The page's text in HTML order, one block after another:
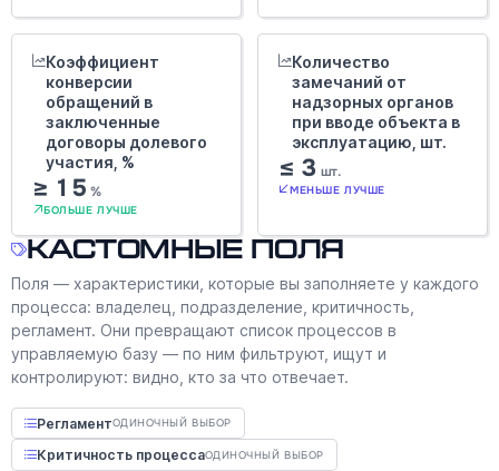
Коэффициент
конверсии
обращений в
заключенные
договоры долевого
участия, %
≥ 15 %
БОЛЬШЕ ЛУЧШЕ
Количество
замечаний от
надзорных органов
при вводе объекта в
эксплуатацию, шт.
≤ 3 шт.
МЕНЬШЕ ЛУЧШЕ
Кастомные поля
Поля — характеристики, которые вы заполняете у каждого
процесса: владелец, подразделение, критичность,
регламент. Они превращают список процессов в
управляемую базу — по ним фильтруют, ищут и
контролируют: видно, кто за что отвечает.
РегламентОДИНОЧНЫЙ ВЫБОР
Критичность процессаОДИНОЧНЫЙ ВЫБОР